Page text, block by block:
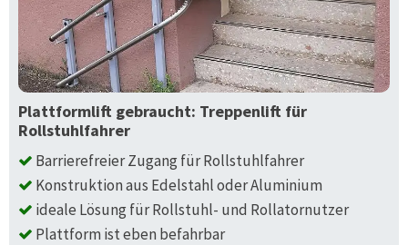
Plattformlift gebraucht: Treppenlift für
Rollstuhlfahrer
Barrierefreier Zugang für Rollstuhlfahrer
Konstruktion aus Edelstahl oder Aluminium
ideale Lösung für Rollstuhl- und Rollatornutzer
Plattform ist eben befahrbar